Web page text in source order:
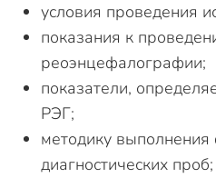
условия проведения
показания к
реоэнцефалографии;
показатели,
РЭГ;
методику
диагностических проб;